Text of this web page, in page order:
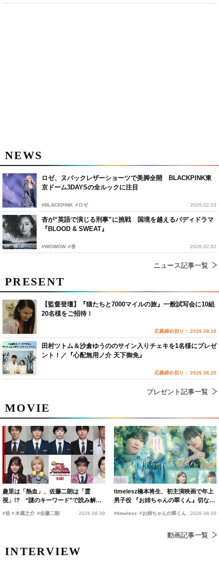
NEWS
ロゼ、ヌバックレザーショーツで美脚全開 BLACKPINK東
京ドーム3DAYSの全ルックに注目
#BLACKPINK #ロゼ 2026.02.03
杏が“英語で演じる刑事”に挑戦 国境を越えるバディドラマ
『BLOOD & SWEAT』
#WOWOW #杏 2026.02.02
ニュース記事一覧
MOVIE
趣里は「熱血」、佐藤二朗は「霊
視」!? “謎のキーワード”で読み解く
#佐々木蔵之介 #佐藤二朗 2026.08.09
timelesz橋本将生、初主演映画で年上
男子役 『お姉ちゃんの翠くん』切ない
#timelesz #お姉ちゃんの翠くん 2026.08.08
動画記事一覧
INTERVIEW
PRESENT
【監督登壇】『猫たちと7000マイルの旅』一般試写会に10組
20名様をご招待！
応募締め切り： 2026.08.15
田村ツトム＆沙倉ゆうののサイン入りチェキを1名様にプレゼ
ント！／『心配無用ノ介 天下御免』
応募締め切り： 2026.08.20
プレゼント記事一覧